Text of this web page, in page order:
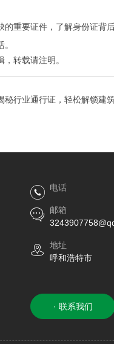
的重要证件，了解身份证背
，转载请注明。
秘行业通行证，轻松解锁建
电话
邮箱
地址
呼和浩特市
· 联系我们